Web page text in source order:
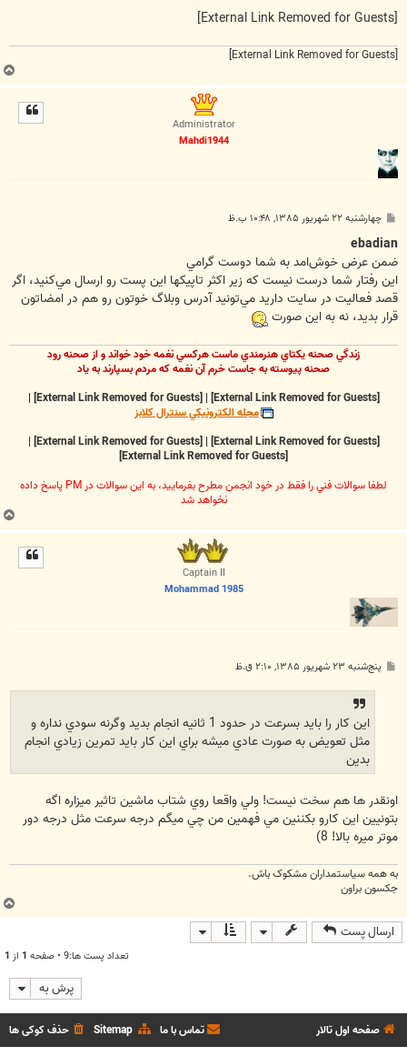
[External Link Removed for Guests]
[External Link Removed for Guests]
Administrator
Mahdi1944
س
ت
چهارشنبه ۲۲ شهریور ۱۳۸۵, ۱۰:۴۸ ب.ظ
ebadian
ضمن عرض خوش‌امد به شما دوست گرامي
اين رفتار شما درست نيست كه زير اكثر تاپيكها اين پست رو ارسال مي‌كنيد، اگر
قصد فعاليت در سايت داريد مي‌تونيد آدرس وبلاگ خوتون رو هم در امضاتون
قرار بديد، نه به اين صورت
زندگي صحنه يکتاي هنرمندي ماست هرکسي نغمه خود خواند و از صحنه رود
صحنه پيوسته به جاست خرم آن نغمه که مردم بسپارند به ياد
[External Link Removed for Guests]
|
[External Link Removed for Guests]
|
مجله الکترونيکي سنترال کلابز
[External Link Removed for Guests]
|
[External Link Removed for Guests]
|
[External Link Removed for Guests]
لطفا سوالات فني را فقط در خود انجمن مطرح بفرماييد، به اين سوالات در PM پاسخ داده
نخواهد شد
Captain II
Mohammad 1985
س
پنج‌شنبه ۲۳ شهریور ۱۳۸۵, ۲:۱۰ ق.ظ
اين کار را بايد بسرعت در حدود 1 ثانيه انجام بديد وگرنه سودي نداره و
مثل تعويض به صورت عادي ميشه براي اين کار بايد تمرين زيادي انجام
بدين
اونقدر ها هم سخت نيست! ولي واقعا روي شتاب ماشين تاثير ميزاره اگه
بتونيين اين کارو بکننين مي فهمين من چي ميگم درجه سرعت مثل درجه دور
موتر ميره بالا! 8)
به همه سياستمداران مشکوک باش.
جکسون براون
ارسال پست
تعداد پست ها:9 • صفحه 1 از 1
پرش به
صفحه اول تالار حذف کوکی ها Sitemap تماس با ما